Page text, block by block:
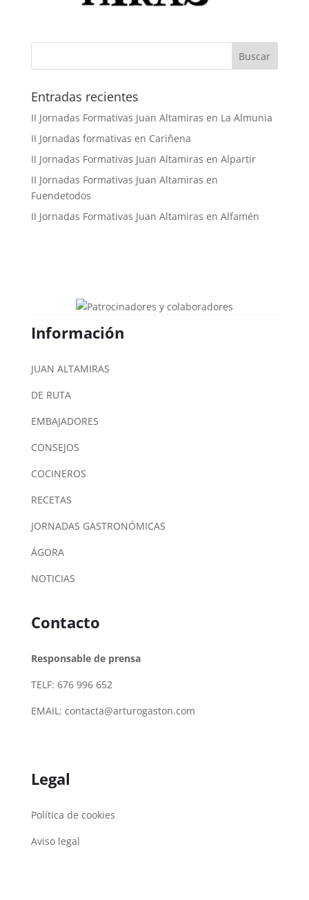
Buscar
Entradas recientes
II Jornadas Formativas Juan Altamiras en La Almunia
II Jornadas formativas en Cariñena
II Jornadas Formativas Juan Altamiras en Alpartir
II Jornadas Formativas Juan Altamiras en
Fuendetodos
II Jornadas Formativas Juan Altamiras en Alfamén
Información
JUAN ALTAMIRAS
DE RUTA
EMBAJADORES
CONSEJOS
COCINEROS
RECETAS
JORNADAS GASTRONÓMICAS
ÁGORA
NOTICIAS
Contacto
Responsable de prensa
TELF: 676 996 652
EMAIL: contacta@arturogaston.com
Legal
Política de cookies
Aviso legal